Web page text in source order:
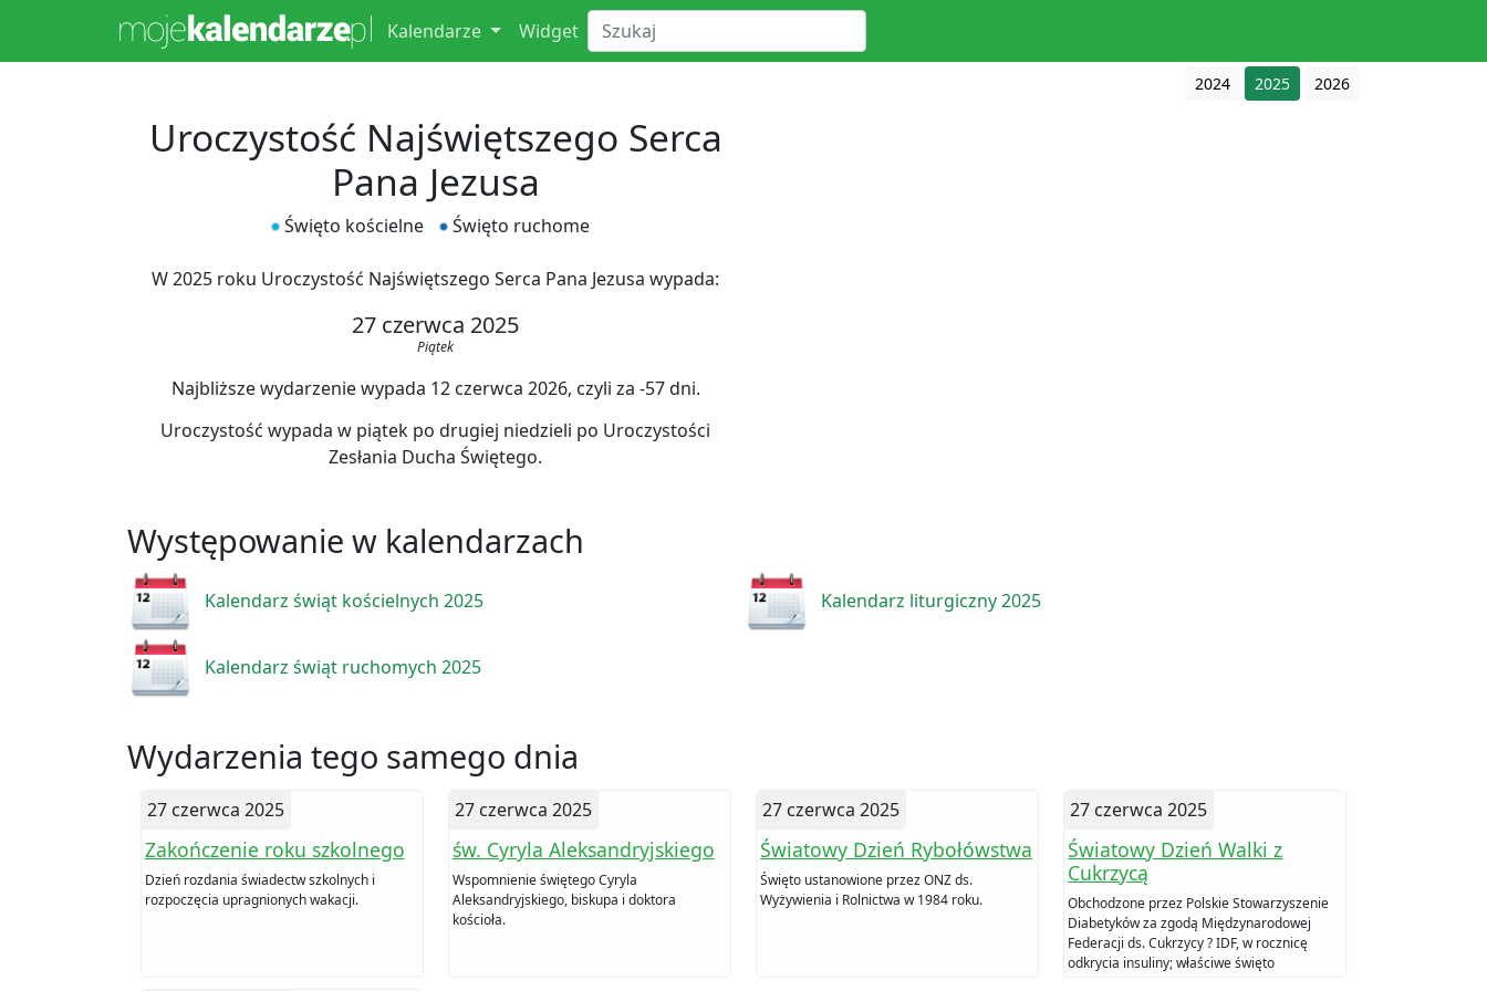
Kalendarze Widget
2024 2025 2026
Uroczystość Najświętszego Serca
Pana Jezusa
Święto kościelne Święto ruchome
W 2025 roku Uroczystość Najświętszego Serca Pana Jezusa wypada:
27 czerwca 2025
Piątek
Najbliższe wydarzenie wypada 12 czerwca 2026, czyli za -57 dni.
Uroczystość wypada w piątek po drugiej niedzieli po Uroczystości
Zesłania Ducha Świętego.
Występowanie w kalendarzach
Kalendarz świąt kościelnych 2025 Kalendarz liturgiczny 2025
Kalendarz świąt ruchomych 2025
Wydarzenia tego samego dnia
27 czerwca 2025
Zakończenie roku szkolnego
Dzień rozdania świadectw szkolnych i
rozpoczęcia upragnionych wakacji.
27 czerwca 2025
św. Cyryla Aleksandryjskiego
Wspomnienie świętego Cyryla
Aleksandryjskiego, biskupa i doktora
kościoła.
27 czerwca 2025
Światowy Dzień Rybołówstwa
Święto ustanowione przez ONZ ds.
Wyżywienia i Rolnictwa w 1984 roku.
27 czerwca 2025
Światowy Dzień Walki z
Cukrzycą
Obchodzone przez Polskie Stowarzyszenie
Diabetyków za zgodą Międzynarodowej
Federacji ds. Cukrzycy ? IDF, w rocznicę
odkrycia insuliny; właściwe święto